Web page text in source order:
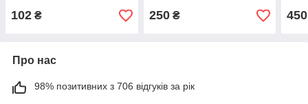
102 ₴ 250₴ 450
Про нас
98% позитивних з 706 відгуків за рік